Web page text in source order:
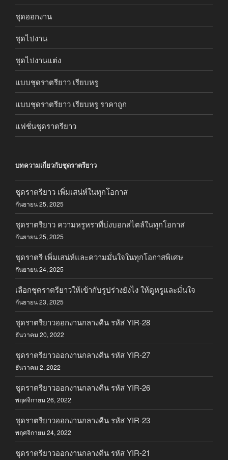
ชุดออกงาน
ชุดไปงาน
ชุดไปงานแต่ง
แบบชุดราตรียาว เรียบหรู
แบบชุดราตรียาว เรียบหรู ราคาถูก
แฟชั่นชุดราตรียาว
บทความเกี่ยวกับชุดราตรียาว
ชุดราตรียาว เพิ่มเสน่ห์ในทุกโอกาส
กันยายน 25, 2025
ชุดราตรียาว ความหรูหราที่บ่งบอกสไตล์ในทุกโอกาส
กันยายน 25, 2025
ชุดราตรี เพิ่มเสน่ห์และความมั่นใจในทุกโอกาสพิเศษ
กันยายน 24, 2025
เลือกชุดราตรียาวให้เข้ากับรูปร่างยังไง ให้ดูหรูและมั่นใจ
กันยายน 23, 2025
ชุดราตรียาวออกงานกลางคืน รหัส YIR-28
ธันวาคม 20, 2022
ชุดราตรียาวออกงานกลางคืน รหัส YIR-27
ธันวาคม 2, 2022
ชุดราตรียาวออกงานกลางคืน รหัส YIR-26
พฤศจิกายน 26, 2022
ชุดราตรียาวออกงานกลางคืน รหัส YIR-23
พฤศจิกายน 24, 2022
ชุดราตรียาวออกงานกลางคืน รหัส YIR-21